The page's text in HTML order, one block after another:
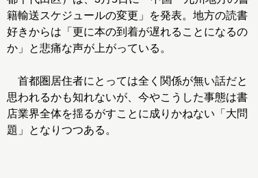
籍輸送スケジュールの変更」を発表。地方の読書
好きからは「更に本の到着が遅れることになるの
か」と悲痛な声が上がっている。
首都圏居住者にとっては全く関係が無い話だと
思われるかも知れないが、今やこうした事態は書
店業界全体を揺るがすことに成りかねない「大問
題」となりつつある。